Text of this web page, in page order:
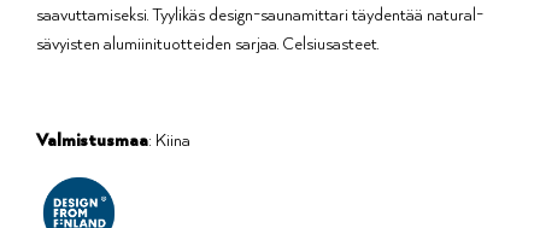
saavuttamiseksi. Tyylikäs design-saunamittari täydentää natural-
sävyisten alumiinituotteiden sarjaa. Celsiusasteet.
Valmistusmaa: Kiina